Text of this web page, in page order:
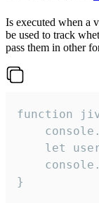
Is executed when a
be used to track
pass them in other
function
let
}